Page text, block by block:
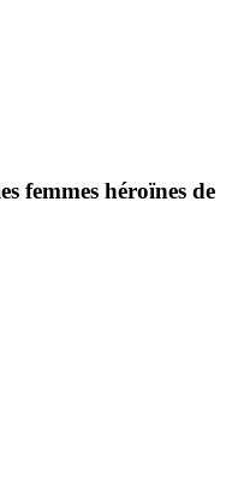
femmes héroïnes de